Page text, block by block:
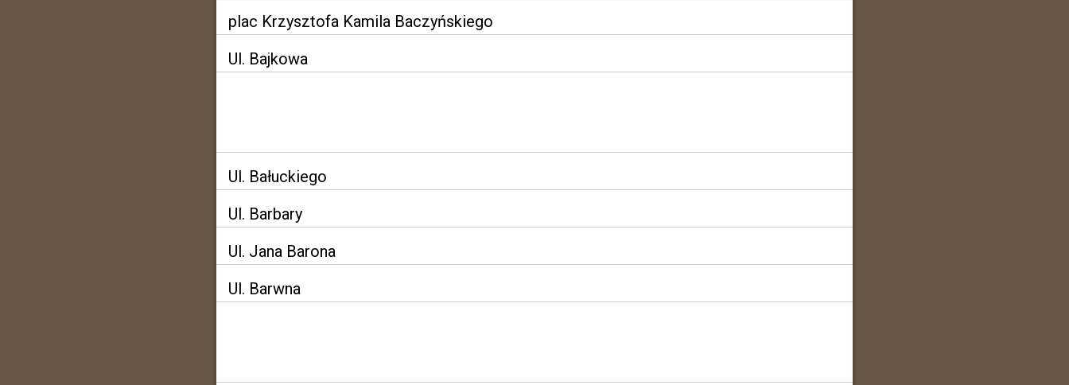
plac Krzysztofa Kamila Baczyńskiego
Ul. Bajkowa
Ul. Bałuckiego
Ul. Barbary
Ul. Jana Barona
Ul. Barwna